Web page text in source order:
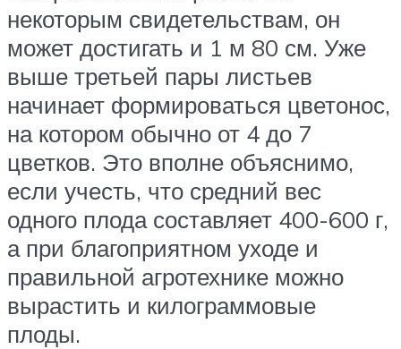
некоторым свидетельствам, он
может достигать и 1 м 80 см. Уже
выше третьей пары листьев
начинает формироваться цветонос,
на котором обычно от 4 до 7
цветков. Это вполне объяснимо,
если учесть, что средний вес
одного плода составляет 400-600 г,
а при благоприятном уходе и
правильной агротехнике можно
вырастить и килограммовые
плоды.